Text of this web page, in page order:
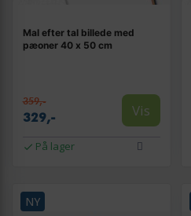
Mal efter tal billede med
pæoner 40 x 50 cm
359,-
329,- Vis
På lager
NY